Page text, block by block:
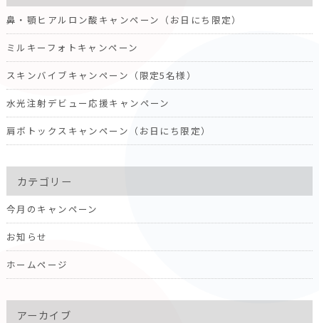
鼻・顎ヒアルロン酸キャンペーン（お日にち限定）
ミルキーフォトキャンペーン
スキンバイブキャンペーン（限定5名様）
水光注射デビュー応援キャンペーン
肩ボトックスキャンペーン（お日にち限定）
カテゴリー
今月のキャンペーン
お知らせ
ホームページ
アーカイブ